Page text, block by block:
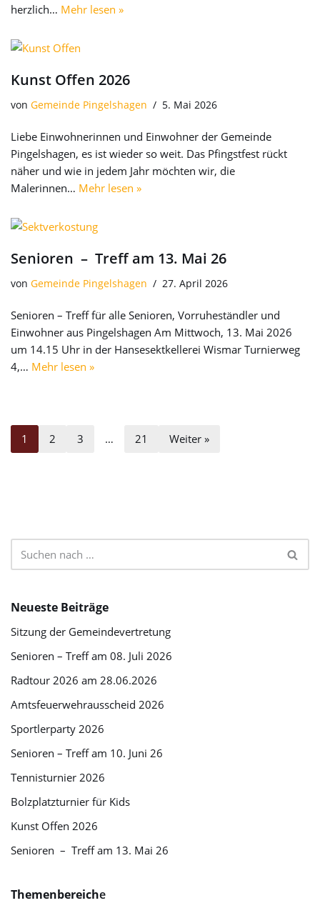
herzlich… Mehr lesen »
Kunst Offen 2026
von Gemeinde Pingelshagen 5. Mai 2026
Liebe Einwohnerinnen und Einwohner der Gemeinde
Pingelshagen, es ist wieder so weit. Das Pfingstfest rückt
näher und wie in jedem Jahr möchten wir, die
Malerinnen… Mehr lesen »
Senioren – Treff am 13. Mai 26
von Gemeinde Pingelshagen 27. April 2026
Senioren – Treff für alle Senioren, Vorruheständler und
Einwohner aus Pingelshagen Am Mittwoch, 13. Mai 2026
um 14.15 Uhr in der Hansesektkellerei Wismar Turnierweg
4,… Mehr lesen »
1 2 3 … 21 Weiter »
Neueste Beiträge
Sitzung der Gemeindevertretung
Senioren – Treff am 08. Juli 2026
Radtour 2026 am 28.06.2026
Amtsfeuerwehrausscheid 2026
Sportlerparty 2026
Senioren – Treff am 10. Juni 26
Tennisturnier 2026
Bolzplatzturnier für Kids
Kunst Offen 2026
Senioren – Treff am 13. Mai 26
Themenbereiche